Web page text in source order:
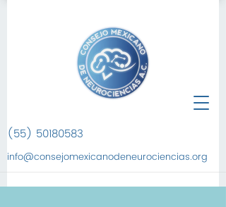
info@consejomexicanodeneurociencias.org
(55) 50180583